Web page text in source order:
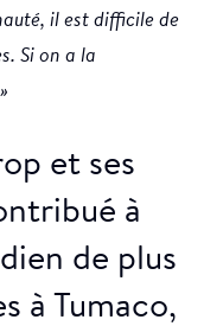
il est difficile de
Si on a la
et ses
à
de plus
à Tumaco,